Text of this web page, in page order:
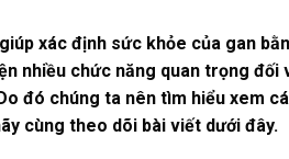
xác định sức khỏe của gan
nhiều chức năng quan trọng
đó chúng ta nên tìm hiểu xem
cùng theo dõi bài viết dưới đây.